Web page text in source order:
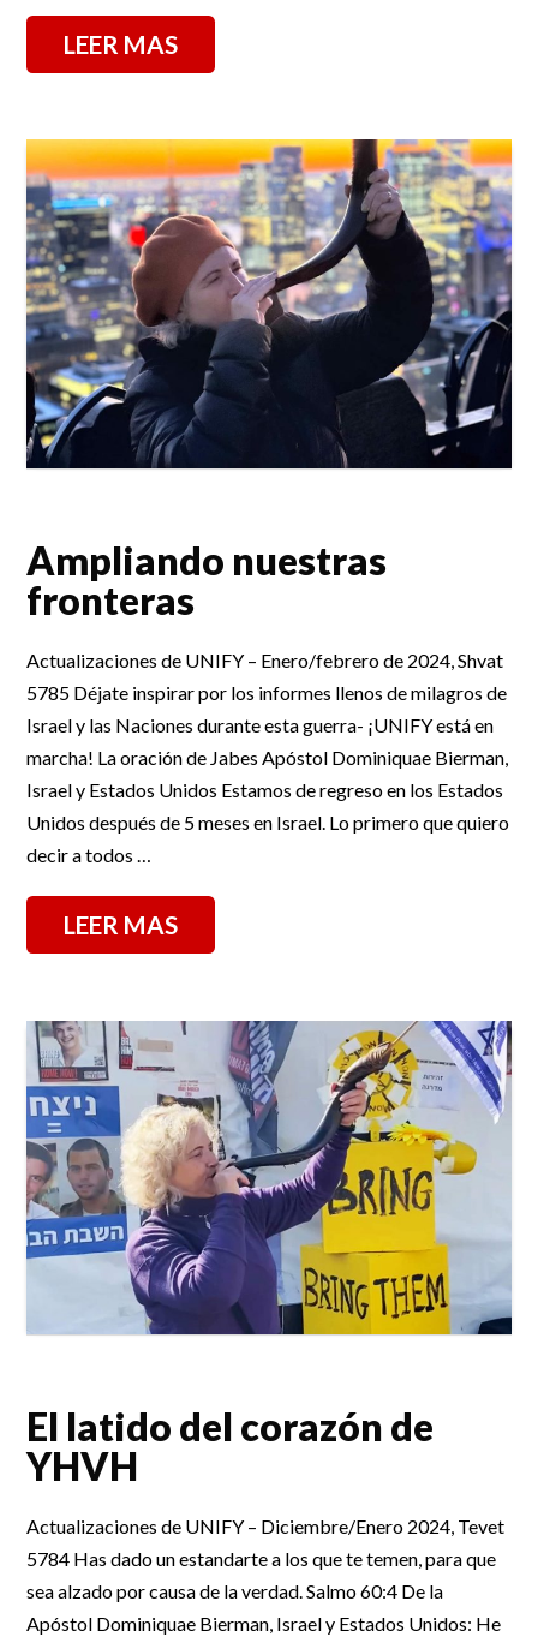
LEER MAS
Ampliando nuestras
fronteras
Actualizaciones de UNIFY – Enero/febrero de 2024, Shvat
5785 Déjate inspirar por los informes llenos de milagros de
Israel y las Naciones durante esta guerra- ¡UNIFY está en
marcha! La oración de Jabes Apóstol Dominiquae Bierman,
Israel y Estados Unidos Estamos de regreso en los Estados
Unidos después de 5 meses en Israel. Lo primero que quiero
decir a todos …
LEER MAS
El latido del corazón de
YHVH
Actualizaciones de UNIFY – Diciembre/Enero 2024, Tevet
5784 Has dado un estandarte a los que te temen, para que
sea alzado por causa de la verdad. Salmo 60:4 De la
Apóstol Dominiquae Bierman, Israel y Estados Unidos: He